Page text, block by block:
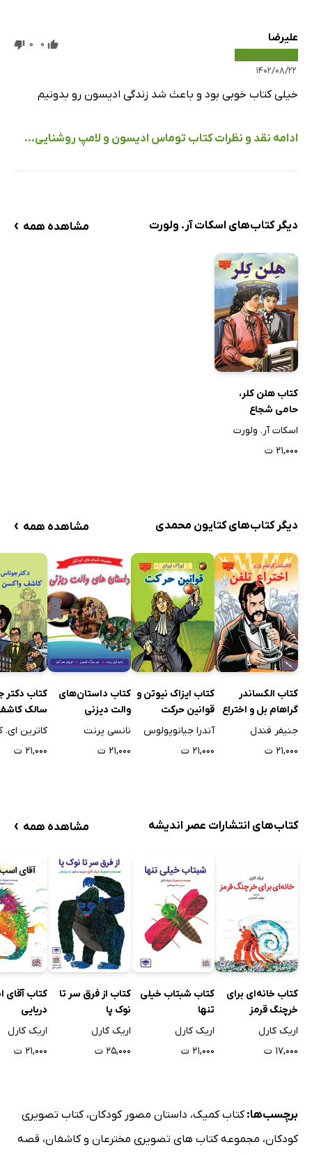
علیرضا
۱۴۰۲/۰۸/۲۲
0
0
خیلی کتاب خوبی بود و باعث شد زندگی ادیسون رو بدونیم
ادامه نقد و نظرات کتاب توماس ادیسون و لامپ روشنایی...
دیگر کتاب‌های اسکات آر. ولورت مشاهده همه ›
کتاب هلن کلر،
حامی شجاع
اسکات آر. ولورت
۲۱,۰۰۰ ت
دیگر کتاب‌های کتایون محمدی مشاهده همه ›
کتاب الکساندر
گراهام بل و اختراع
تلفن
جنیفر فندل
۲۱,۰۰۰ ت
کتاب ایزاک نیوتن و
قوانین حرکت
آندرا جیانوپولوس
۲۱,۰۰۰ ت
کتاب داستان‌های
والت دیزنی
نانسی پرنت
۲۱,۰۰۰ ت
کتاب دکتر
سالک
فلج اطفال
کاترین ای.
۲۱,۰۰۰ ت
کتاب‌های انتشارات عصر اندیشه مشاهده همه ›
کتاب خانه‌ای برای
خرچنگ قرمز
اریک کارل
۱۷,۰۰۰ ت
کتاب شبتاب خیلی
تنها
اریک کارل
۲۱,۰۰۰ ت
کتاب از فرق سر تا
نوک پا
اریک کارل
۲۵,۰۰۰ ت
کتاب
دریایی
اریک کارل
۲۱,۰۰۰ ت
برچسب‌ها:کتاب کمیک، داستان مصور کودکان،کتاب تصویری
کودکان، مجموعه کتاب های تصویری مخترعان و کاشفان، قصه